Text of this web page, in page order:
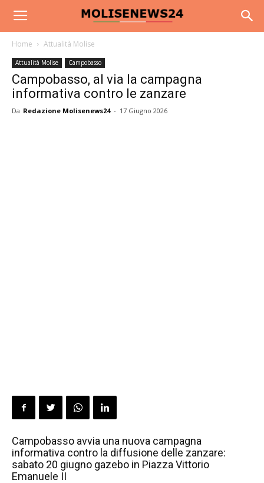
Home Attualità Molise
Attualità Molise Campobasso
Campobasso, al via la campagna
informativa contro le zanzare
Da Redazione Molisenews24 - 17 Giugno 2026
Campobasso avvia una nuova campagna
informativa contro la diffusione delle zanzare:
sabato 20 giugno gazebo in Piazza Vittorio
Emanuele II